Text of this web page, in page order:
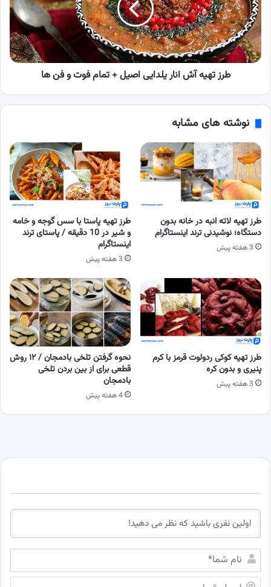
یلدایی
اصیل
+
تمام
فوت
طرز تهیه آش انار یلدایی اصیل + تمام فوت و فن‌ ها
نوشته های مشابه
طرز تهیه لاته انبه در خانه بدون
دستگاه؛ نوشیدنی ترند اینستاگرام
3 هفته پیش
طرز تهیه پاستا با سس گوجه و خامه
و شیر در 10 دقیقه / پاستای ترند
اینستاگرام
3 هفته پیش
طرز تهیه کوکی ردولوت قرمز با کرم
پنیری و بدون کره
3 هفته پیش
نحوه گرفتن تلخی بادمجان / ۱۲ روش
قطعی برای از بین بردن تلخی
بادمجان
4 هفته پیش
م